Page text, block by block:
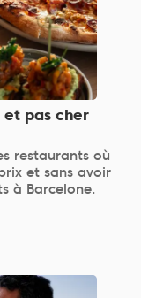
et pas cher
restaurants où
et sans avoir
à Barcelone.